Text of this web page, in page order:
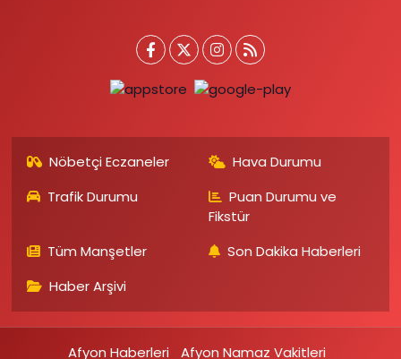
Nöbetçi Eczaneler
Hava Durumu
Trafik Durumu
Puan Durumu ve
Fikstür
Tüm Manşetler
Son Dakika Haberleri
Haber Arşivi
Afyon Haberleri Afyon Namaz Vakitleri